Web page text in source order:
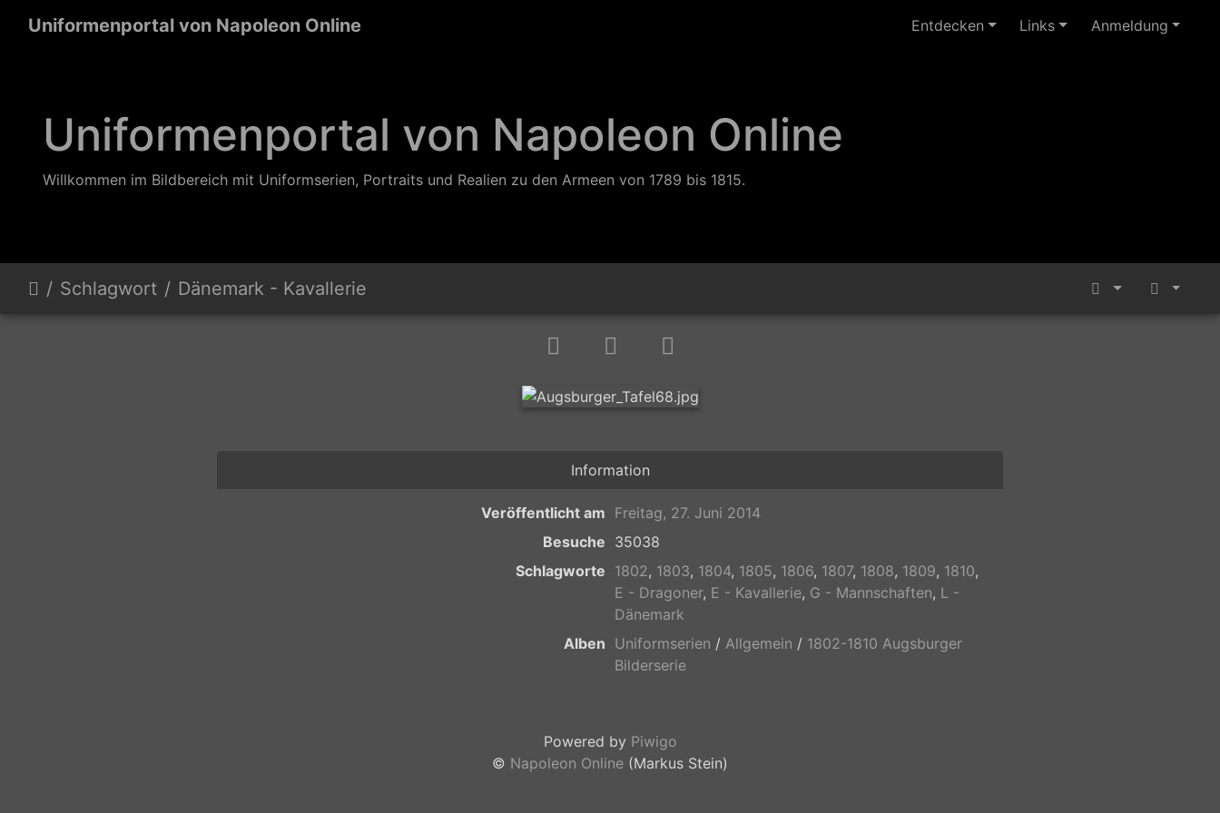
Uniformenportal von Napoleon Online Entdecken Links Anmeldung
Uniformenportal von Napoleon Online
Willkommen im Bildbereich mit Uniformserien, Portraits und Realien zu den Armeen von 1789 bis 1815.
Schlagwort Dänemark - Kavallerie
Information
Veröffentlicht am Freitag, 27. Juni 2014
Besuche 35038
Schlagworte 1802 , 1803, 1804, 1805, 1806, 1807, 1808, 1809, 1810,
E - Dragoner, E - Kavallerie, G - Mannschaften, L -
Dänemark
Alben Uniformserien / Allgemein / 1802-1810 Augsburger
Bilderserie
Powered by Piwigo
© Napoleon Online (Markus Stein)